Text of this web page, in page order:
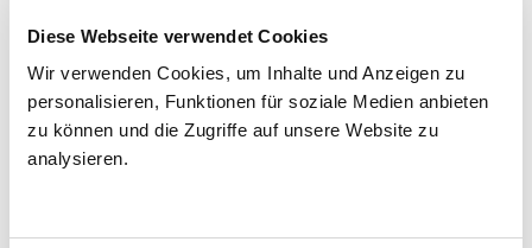
Diese Webseite verwendet Cookies
Wir verwenden Cookies, um Inhalte und Anzeigen zu
personalisieren, Funktionen für soziale Medien anbieten
zu können und die Zugriffe auf unsere Website zu
analysieren.
PLATZKONZERTE 2026
PUBLIKUM
Di 11.8.2026 - Do 27.8.2026
20:30 Uhr
MEHR LESEN